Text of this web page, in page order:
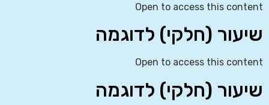
Open to access this content
שיעור (חלקי) לדוגמה
Open to access this content
שיעור (חלקי) לדוגמה